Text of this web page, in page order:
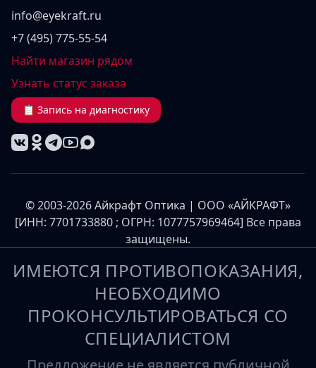
info@eyekraft.ru
+7 (495) 775-55-54
Найти магазин рядом
Узнать статус заказа
📋 Запись на диагностику
© 2003-2026 Айкрафт Оптика | ООО «АЙКРАФТ»
[ИНН: 7701733880 ; ОГРН: 1077757969464] Все права
защищены.
ИМЕЮТСЯ ПРОТИВОПОКАЗАНИЯ,
НЕОБХОДИМО
ПРОКОНСУЛЬТИРОВАТЬСЯ СО
СПЕЦИАЛИСТОМ